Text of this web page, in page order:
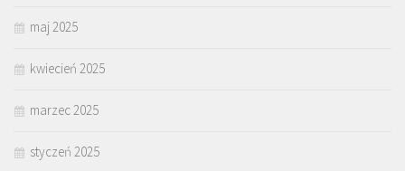
maj 2025
kwiecień 2025
marzec 2025
styczeń 2025